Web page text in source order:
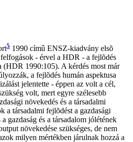
5 1990 címû ENSZ-kiadvány elsõ
- érvel a HDR - a fejlõdés
(HDR 1990:105). A kérdés most már
a fejlõdés humán aspektusa
jelentette - éppen az volt a cél,
volt, mert egyre szélesebb
növekedés és a társadalmi
a társadalmi fejlõdést a gazdasági
gazdaság és a társadalom jólétének
növekedése szükséges, de nem
milyen mértékben járulnak hozzá a